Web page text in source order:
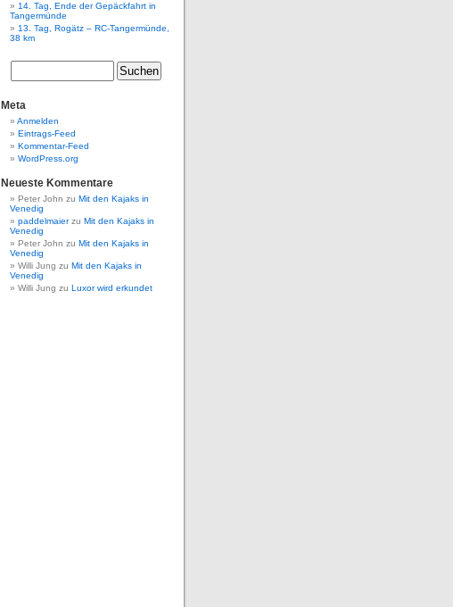
14. Tag, Ende der Gepäckfahrt in
Tangermünde
13. Tag, Rogätz – RC-Tangermünde,
38 km
Meta
Anmelden
Eintrags-Feed
Kommentar-Feed
WordPress.org
Neueste Kommentare
Peter John zu Mit den Kajaks in
Venedig
paddelmaierzu Mit den Kajaks in
Venedig
Peter John zu Mit den Kajaks in
Venedig
Willi Jung zu Mit den Kajaks in
Venedig
Willi Jung zu Luxor wird erkundet